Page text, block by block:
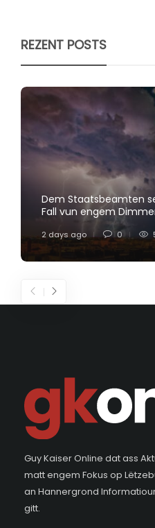
REZENT POSTS
Dem Staatsbeamten
Fall vun engem
2 days ago 0
Guy Kaiser Online dat ass
matt engem Fokus op
an Hannergrond
gitt.